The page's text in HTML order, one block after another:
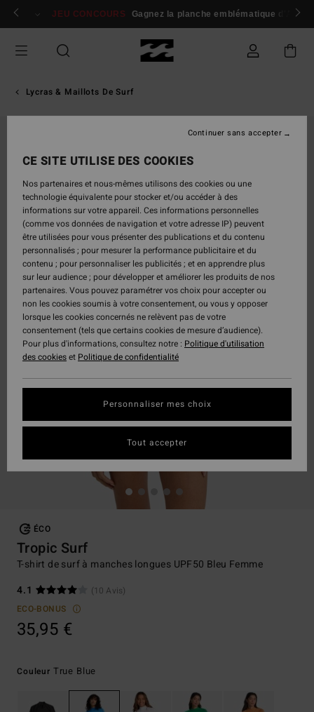
Passer
Se connecter / s'inscrire
JEU CONCOURS Gagnez la planche emblématique d'Andy
Lycras & Maillots De Surf
ÉCO
Tropic Surf
T-shirt de surf à manches longues UPF50 Bleu Femme
4.1
(10 Avis)
ECO-BONUS
35,95 €
Couleur True Blue
CE SITE UTILISE DES COOKIES
Nos partenaires et nous-mêmes utilisons des cookies ou une
technologie équivalente pour stocker et/ou accéder à des
informations sur votre appareil. Ces informations personnelles
(comme vos données de navigation et votre adresse IP) peuvent
être utilisées pour vous présenter des publications et du contenu
personnalisés ; pour mesurer la performance publicitaire et du
contenu ; pour personnaliser les publicités ; et en apprendre plus
sur leur audience ; pour développer et améliorer les produits de nos
partenaires. Vous pouvez paramétrer vos choix pour accepter ou
non les cookies soumis à votre consentement, ou vous y opposer
lorsque les cookies concernés ne relèvent pas de votre
consentement (tels que certains cookies de mesure d’audience).
Pour plus d'informations, consultez notre : Politique d'utilisation
des cookieset Politique de confidentialité
Personnaliser mes choix
Continuer sans accepter
Tout accepter